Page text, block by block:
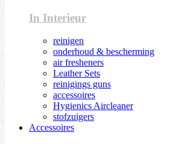
In Interieur
reinigen
onderhoud & bescherming
air fresheners
Leather Sets
reinigings guns
accessoires
Hygienics Aircleaner
stofzuigers
Accessoires